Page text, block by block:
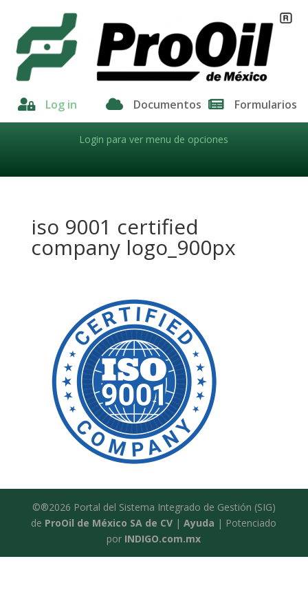
 Log in  Documentos  Formularios
Login para ver menu de opciones
iso 9001 certified
company logo_900px
©®2026 Portal del Sistema Integrado de Gestión (SIG)
de ProOil de México SA de CV |Ayuda | Potenciado
por INDIGO.com.mx